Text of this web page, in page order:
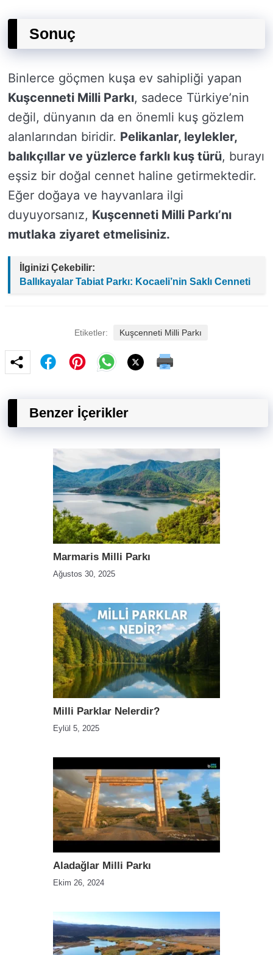
Sonuç
Binlerce göçmen kuşa ev sahipliği yapan
Kuşcenneti Milli Parkı, sadece Türkiye’nin
değil, dünyanın da en önemli kuş gözlem
alanlarından biridir. Pelikanlar, leylekler,
balıkçıllar ve yüzlerce farklı kuş türü, burayı
eşsiz bir doğal cennet haline getirmektedir.
Eğer doğaya ve hayvanlara ilgi
duyuyorsanız, Kuşcenneti Milli Parkı’nı
mutlaka ziyaret etmelisiniz.
İlginizi Çekebilir:
Ballıkayalar Tabiat Parkı: Kocaeli’nin Saklı Cenneti
Etiketler: Kuşcenneti Milli Parkı
Benzer İçerikler
Marmaris Milli Parkı
Ağustos 30, 2025
Milli Parklar Nelerdir?
Eylül 5, 2025
Aladağlar Milli Parkı
Ekim 26, 2024